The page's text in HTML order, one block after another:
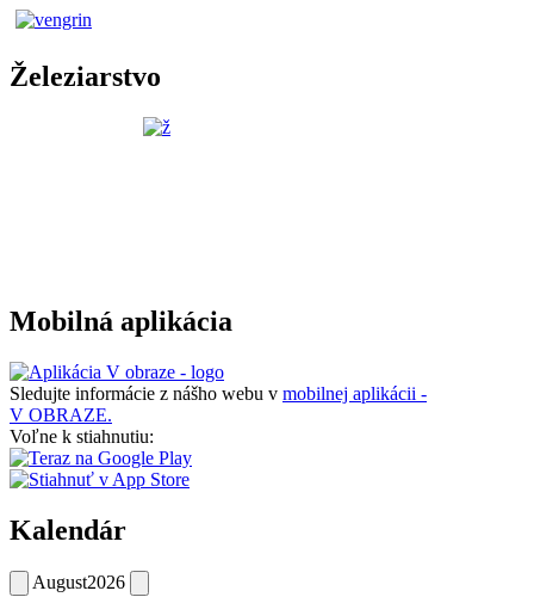
Železiarstvo
Mobilná aplikácia
Sledujte informácie z nášho webu v mobilnej aplikácii -
V OBRAZE.
Voľne k stiahnutiu:
Kalendár
August2026